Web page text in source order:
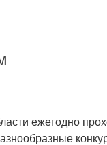
ежегодно